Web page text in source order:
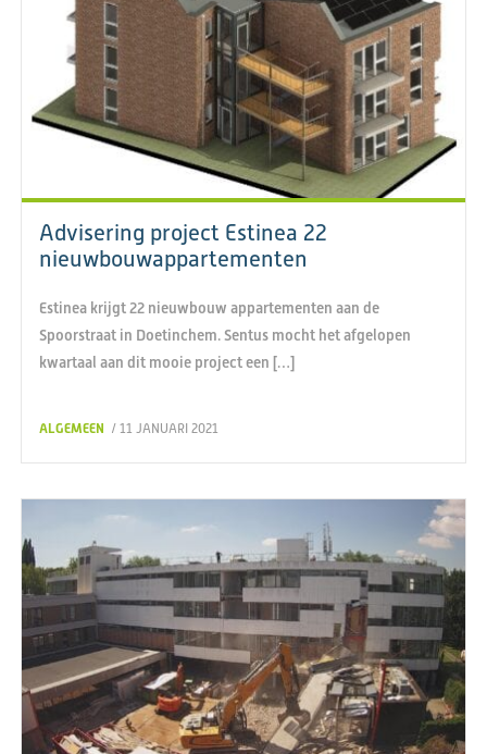
Advisering project Estinea 22
nieuwbouwappartementen
Estinea krijgt 22 nieuwbouw appartementen aan de
Spoorstraat in Doetinchem. Sentus mocht het afgelopen
kwartaal aan dit mooie project een […]
ALGEMEEN / 11 JANUARI 2021